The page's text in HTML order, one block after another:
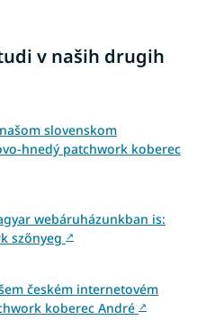
v naših drugih
slovenskom
hnedý patchwork koberec
webáruházunkban is:
szőnyeg ↗
českém internetovém
koberec André ↗